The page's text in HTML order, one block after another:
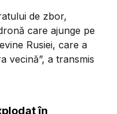
de zbor,
care ajunge pe
Rusiei, care a
vecină”, a transmis
în